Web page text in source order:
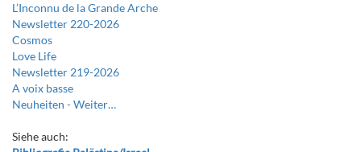
L’Inconnu de la Grande Arche
Newsletter 220-2026
Cosmos
Love Life
Newsletter 219-2026
A voix basse
Neuheiten -Weiter…
Siehe auch: